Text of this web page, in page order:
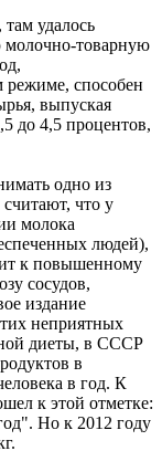
удалось
молочно-товарную
способен
выпуская
до 4,5 процентов,
одно из
что у
молока
людей),
к повышенному
сосудов,
издание
неприятных
диеты, в СССР
в
в год. К
к этой отметке:
Но к 2012 году